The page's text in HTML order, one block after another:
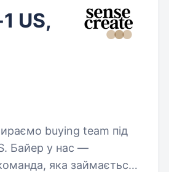
US,
Байер у нас —
яка займається